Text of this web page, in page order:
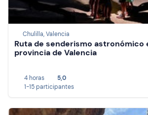
Chulilla, Valencia
Ruta de senderismo astronómico
provincia de Valencia
4 horas
5,0
1-15 participantes